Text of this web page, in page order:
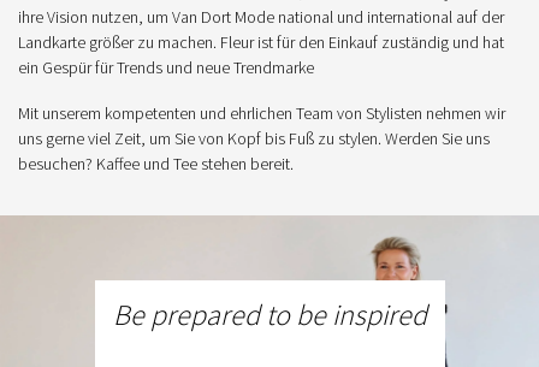
ihre Vision nutzen, um Van Dort Mode national und international auf der
Landkarte größer zu machen. Fleur ist für den Einkauf zuständig und hat
ein Gespür für Trends und neue Trendmarke
Mit unserem kompetenten und ehrlichen Team von Stylisten nehmen wir
uns gerne viel Zeit, um Sie von Kopf bis Fuß zu stylen. Werden Sie uns
besuchen? Kaffee und Tee stehen bereit.
Be prepared to be inspired